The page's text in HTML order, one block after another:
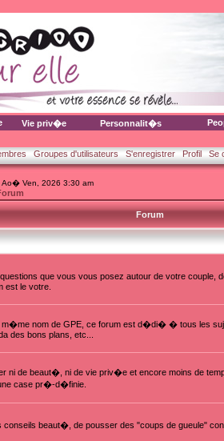
Vie priv�e Personnalit�s
Groupes d'utilisateurs S'enregistrer Profil Se
Ao� Ven, 2026 3:30 am
Forum
que vous vous posez autour de votre
est le votre.
m�me nom de GPE, ce forum est d�di� � tous les
des bons plans, etc...
ni de beaut�, ni de vie priv�e et encore moins de
case pr�-d�finie.
beaut�, de pousser des "coups de gueule"